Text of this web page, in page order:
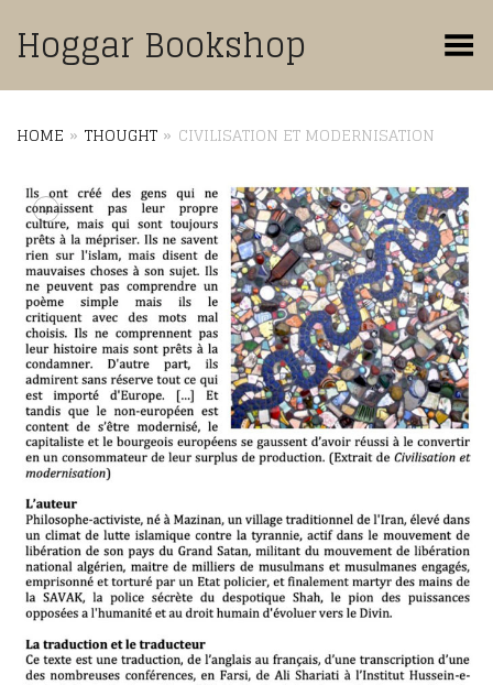
Hoggar Bookshop Toggle Menu
HOME » THOUGHT » CIVILISATION ET MODERNISATION
+